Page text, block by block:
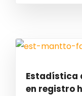
Estadística
en registro